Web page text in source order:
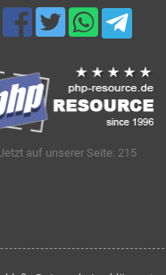
Jetzt auf unserer Seite: 215